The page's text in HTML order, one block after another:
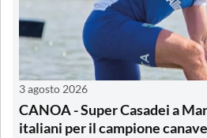
3 agosto 2026
CANOA - Super Casadei a
italiani per il campione